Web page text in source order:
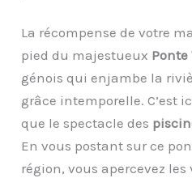
La récompense de votre
pied du majestueux Ponte
génois qui enjambe la
grâce intemporelle. C’est
que le spectacle des
En vous postant sur ce
région, vous apercevez les